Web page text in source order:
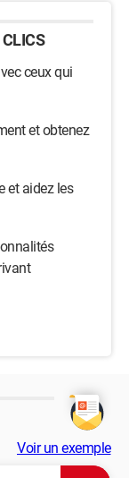
ceux qui
et obtenez
et aidez les
Voir un exemple